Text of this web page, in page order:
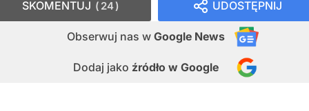
UDOSTĘPNIJ
Obserwuj nas w Google News
Dodaj jako źródło w Google
SKOMENTUJ 24